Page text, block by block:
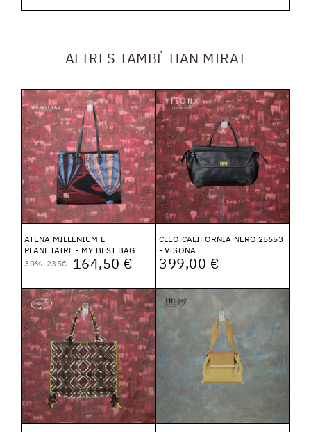
ALTRES TAMBÉ HAN MIRAT
ATENA MILLENIUM L
PLANETAIRE - MY BEST BAG
30% 235€ 164,50 €
CLEO CALIFORNIA NERO 25653
- VISONA'
399,00 €